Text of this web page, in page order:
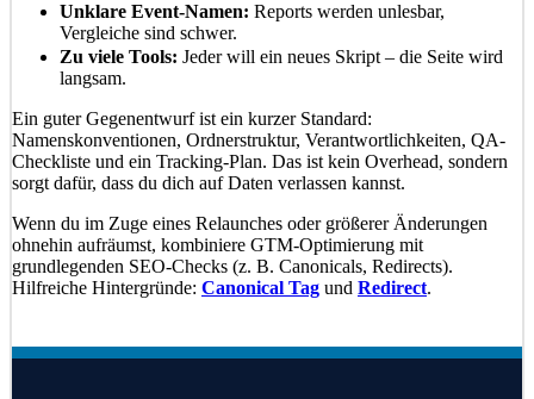
Unklare Event-Namen: Reports werden unlesbar,
Vergleiche sind schwer.
Zu viele Tools: Jeder will ein neues Skript – die Seite wird
langsam.
Ein guter Gegenentwurf ist ein kurzer Standard:
Namenskonventionen, Ordnerstruktur, Verantwortlichkeiten, QA-
Checkliste und ein Tracking-Plan. Das ist kein Overhead, sondern
sorgt dafür, dass du dich auf Daten verlassen kannst.
Wenn du im Zuge eines Relaunches oder größerer Änderungen
ohnehin aufräumst, kombiniere GTM-Optimierung mit
grundlegenden SEO-Checks (z. B. Canonicals, Redirects).
Hilfreiche Hintergründe: Canonical Tag und Redirect.